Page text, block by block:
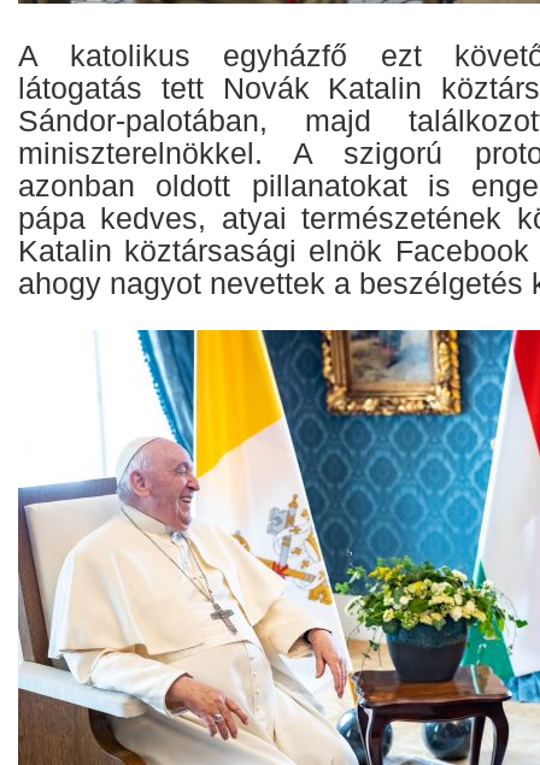
A katolikus egyházfő ezt
látogatás tett Novák Katalin
Sándor-palotában, majd
miniszterelnökkel. A szigorú
azonban oldott pillanatokat is
pápa kedves, atyai természetének
Katalin köztársasági elnök
ahogy nagyot nevettek a beszélgetés